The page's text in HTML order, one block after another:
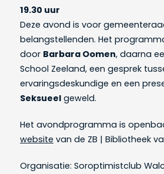
19.30 uur
Deze avond is voor
belangstellenden. Het
door Barbara Oomen, daarna
School Zeeland, een gesprek
ervaringsdeskundige en een
Seksueel geweld.
Het avondprogramma is
website van de ZB | Bibliotheek
Organisatie: Soroptimistclub